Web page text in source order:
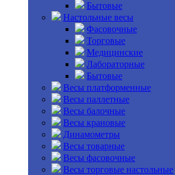
Бытовые
Настольные весы
Фасовочные
Торговые
Медицинские
Лабораторные
Бытовые
Весы платформенные
Весы паллетные
Весы балочные
Весы крановые
Динамометры
Весы товарные
Весы фасовочные
Весы торговые настольные